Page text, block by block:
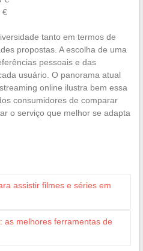
€
tanto em termos de
propostas. A escolha de uma
pessoais e das
usuário. O panorama atual
online ilustra bem essa
consumidores de comparar
o serviço que melhor se adapta
assistir filmes e séries em
as melhores ferramentas de